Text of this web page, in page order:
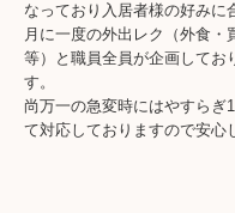
なっており入居者様の好みに
月に一度の外出レク（外食・
等）と職員全員が企画してお
す。
尚万一の急変時にはやすらぎ
て対応しておりますので安心